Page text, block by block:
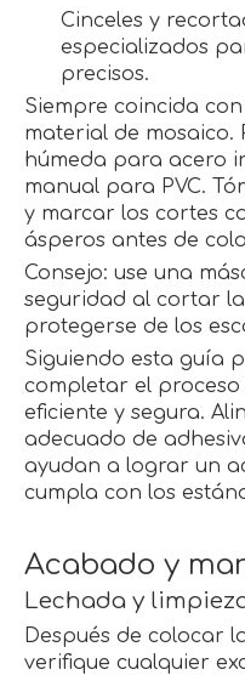
Cinceles y
especializados
precisos.
Siempre coincida
material de mosaico.
húmeda para acero
manual para PVC.
y marcar los cortes
ásperos antes de
Consejo: use una
seguridad al cortar
protegerse de los
Siguiendo esta guía
completar el
eficiente y segura.
adecuado de
ayudan a lograr un
cumpla con los
Acabado y
Lechada y
Después de colocar
verifique cualquier